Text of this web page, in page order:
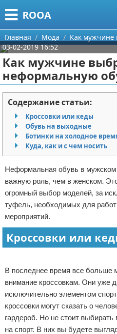
ROOA
Меню
Главная
Категории
Рукоделие
Программирование
Бизнес
Красота
Мода
Отношения
Самосовершенствование
Финансы
Поиск
О проекте
Контакты
Сотрудничество
Размещение рекламы
Для правообладателей
Условия предоставления
Отказ от ответственности
Главная Мода
Как мужчине
03-02-2019 16:52
Как мужчине
неформальную
Содержание статьи:
Кроссовки или кеды
Обувь на выходные
Ботинки на холодное
Куда, как и с чем носить
Неформальная обувь в мужском
важную роль, чем в женском.
огромный выбор моделей, за
туфель, необходимых для
мероприятий.
Кроссовки или
В последнее время все больше
внимание кроссовкам. Они уже
исключительно элементом
кроссовки могут сказать о
гардероб. Но не стоит
на спорт. В них вы будете